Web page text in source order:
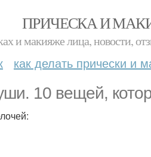
ПРИЧЕСКА И
и макияже лица, новости,
как делать прически и
10 вещей,